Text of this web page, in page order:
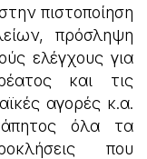
πιστοποίηση
πρόσληψη
ελέγχους για
και τις
αγορές κ.α.
όλα τα
που